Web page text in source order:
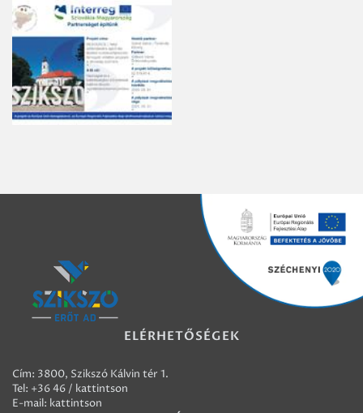
ELÉRHETŐSÉGEK
Cím: 3800, Szikszó Kálvin tér 1.
Tel: +36 46 / kattintson
E-mail: kattintson